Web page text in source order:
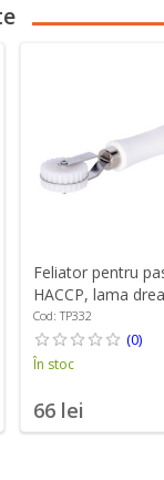
Feliator pentru
HACCP, lama
latime 14 mm -
Cod: TP332
(0)
În stoc
66 lei